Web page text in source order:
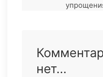
нет...